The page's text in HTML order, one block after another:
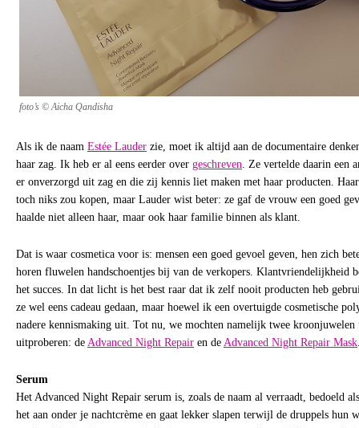
foto’s © Aicha Qandisha
Als ik de naam Estée Lauder zie, moet ik altijd aan de documentaire
haar zag. Ik heb er al eens eerder over geschreven . Ze vertelde daarin een
er onverzorgd uit zag en die zij kennis liet maken met haar producten.
toch niks zou kopen, maar Lauder wist beter: ze gaf de vrouw een goed
haalde niet alleen haar, maar ook haar familie binnen als klant.
Dat is waar cosmetica voor is: mensen een goed gevoel geven, hen zich
horen fluwelen handschoentjes bij van de verkopers. Klantvriendelijkheid
het succes. In dat licht is het best raar dat ik zelf nooit producten heb
ze wel eens cadeau gedaan, maar hoewel ik een overtuigde cosmetische
nadere kennismaking uit. Tot nu, we mochten namelijk twee
uitproberen: de Advanced Night Repair en de Advanced Night Repair Mask
Serum
Het Advanced Night Repair serum is, zoals de naam al verraadt, bedoeld
het aan onder je nachtcrème en gaat lekker slapen terwijl de druppels hun